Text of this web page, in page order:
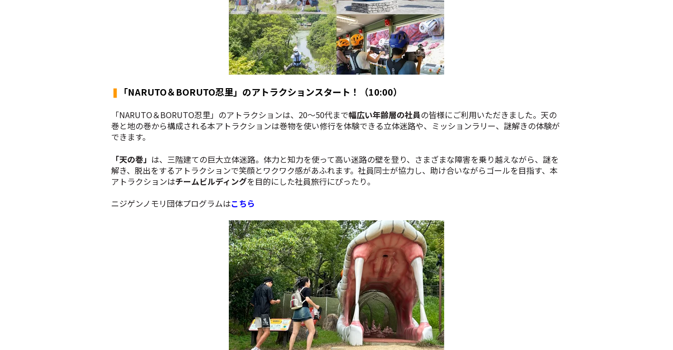
❚ 「NARUTO＆BORUTO忍里」のアトラクションスタート！（10:00）
「NARUTO＆BORUTO忍里」のアトラクションは、20～50代まで幅広い年齢層の社員の皆様にご利用いただきました。天の
巻と地の巻から構成される本アトラクションは巻物を使い修行を体験できる立体迷路や、ミッションラリー、謎解きの体験が
できます。
「天の巻」 は、 三階建ての巨大立体迷路。体力と知力を使って高い迷路の壁を登り、さまざまな障害を乗り越えながら、謎を
解き、脱出をするアトラクションで笑顔とワクワク感があふれます。社員同士が協力し、助け合いながらゴールを目指す、本
アトラクションはチームビルディングを目的にした社員旅行にぴったり。
ニジゲンノモリ団体プログラムはこちら